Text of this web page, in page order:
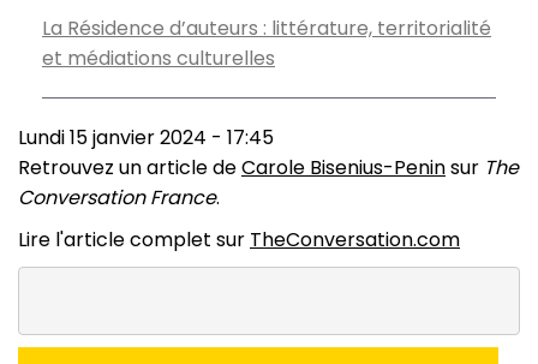
La Résidence d’auteurs : littérature, territorialité
et médiations culturelles
Lundi 15 janvier 2024 - 17:45
Retrouvez un article deCarole Bisenius-Peninsur The
Conversation France.
Lire l'article complet sur TheConversation.com